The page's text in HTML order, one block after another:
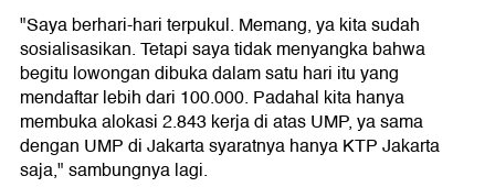
"Saya berhari-hari terpukul. Memang, ya kita sudah
sosialisasikan. Tetapi saya tidak menyangka bahwa
begitu lowongan dibuka dalam satu hari itu yang
mendaftar lebih dari 100.000. Padahal kita hanya
membuka alokasi 2.843 kerja di atas UMP, ya sama
dengan UMP di Jakarta syaratnya hanya KTP Jakarta
saja," sambungnya lagi.